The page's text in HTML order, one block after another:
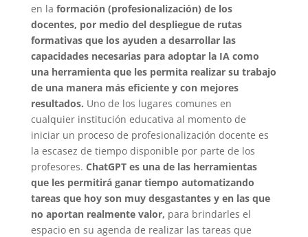
en la formación (profesionalización) de los
docentes, por medio del despliegue de rutas
formativas que los ayuden a desarrollar las
capacidades necesarias para adoptar la IA como
una herramienta que les permita realizar su trabajo
de una manera más eficiente y con mejores
resultados. Uno de los lugares comunes en
cualquier institución educativa al momento de
iniciar un proceso de profesionalización docente es
la escasez de tiempo disponible por parte de los
profesores. ChatGPT es una de las herramientas
que les permitirá ganar tiempo automatizando
tareas que hoy son muy desgastantes y en las que
no aportan realmente valor, para brindarles el
espacio en su agenda de realizar las tareas que